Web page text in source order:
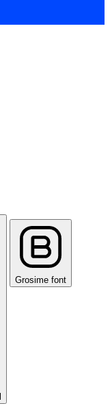
Grosime font